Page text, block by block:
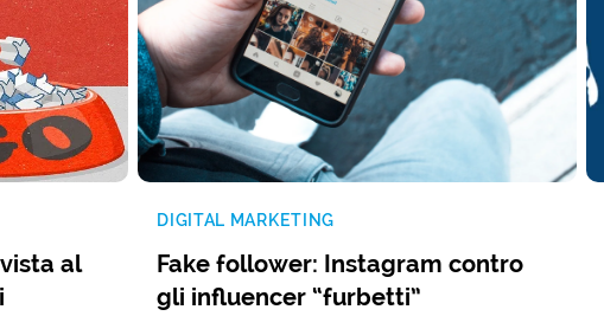
al
DIGITAL MARKETING
Fake follower: Instagram contro
gli influencer “furbetti”